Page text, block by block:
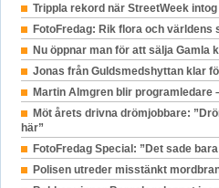
Trippla rekord när StreetWeek
FotoFredag: Rik flora och världens
Nu öppnar man för att sälja Gamla
Jonas från Guldsmedshyttan klar
Martin Almgren blir programledare
Möt årets drivna drömjobbare:
här”
FotoFredag Special: ”Det sade
Polisen utreder misstänkt